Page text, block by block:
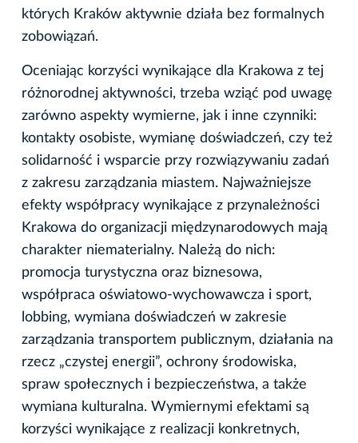
których Kraków aktywnie działa bez formalnych
zobowiązań.
Oceniając korzyści wynikające dla Krakowa z tej
różnorodnej aktywności, trzeba wziąć pod uwagę
zarówno aspekty wymierne, jak i inne czynniki:
kontakty osobiste, wymianę doświadczeń, czy też
solidarność i wsparcie przy rozwiązywaniu zadań
z zakresu zarządzania miastem. Najważniejsze
efekty współpracy wynikające z przynależności
Krakowa do organizacji międzynarodowych mają
charakter niematerialny. Należą do nich:
promocja turystyczna oraz biznesowa,
współpraca oświatowo-wychowawcza i sport,
lobbing, wymiana doświadczeń w zakresie
zarządzania transportem publicznym, działania na
rzecz „czystej energii”, ochrony środowiska,
spraw społecznych i bezpieczeństwa, a także
wymiana kulturalna. Wymiernymi efektami są
korzyści wynikające z realizacji konkretnych,